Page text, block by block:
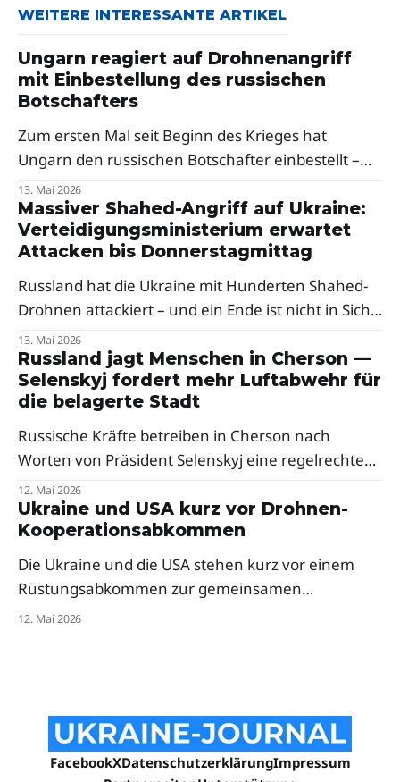
WEITERE INTERESSANTE ARTIKEL
Ungarn reagiert auf Drohnenangriff
mit Einbestellung des russischen
Botschafters
Zum ersten Mal seit Beginn des Krieges hat
Ungarn den russischen Botschafter einbestellt –
als Reaktion auf russische Drohnenangriffe auf die
Oblast Transkarpatien. Premierminister Péter
Magyar sprach von einer klaren Verurteilung,
Selenskyj dankte Budapest.
13. Mai 2026
Massiver Shahed-Angriff auf Ukraine:
Verteidigungsministerium erwartet
Attacken bis Donnerstagmittag
Russland hat die Ukraine mit Hunderten Shahed-
Drohnen attackiert – und ein Ende ist nicht in Sicht.
Ein Berater des Verteidigungsministeriums warnt
vor weiteren Raketenangriffen in der Nacht.
Besonders hart traf es den Westen des Landes.
13. Mai 2026
Russland jagt Menschen in Cherson —
Selenskyj fordert mehr Luftabwehr für
die belagerte Stadt
Russische Kräfte betreiben in Cherson nach
Worten von Präsident Selenskyj eine regelrechte
Menschenjagd mit Drohnen. Der Präsident fordert
dringend mehr Abfangsysteme und Mittel zur
elektronischen Kriegsführung für die frontnahe
Stadt.
12. Mai 2026
Ukraine und USA kurz vor Drohnen-
Kooperationsabkommen
Die Ukraine und die USA stehen kurz vor einem
Rüstungsabkommen zur gemeinsamen
Drohnenproduktion. Das Pentagon hat
12. Mai 2026
FacebookXDatenschutzerklärungImpressum